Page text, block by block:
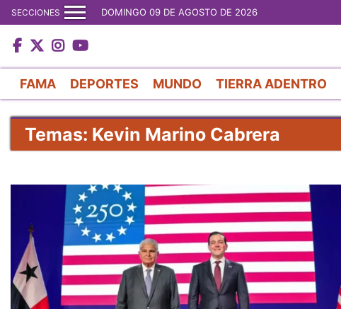
SECCIONES DOMINGO 09 DE AGOSTO DE 2026
FAMA DEPORTES MUNDO TIERRA ADENTRO
Temas: Kevin Marino Cabrera